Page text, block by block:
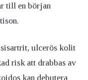
till en början
ulcerös kolit
risk att drabbas av
kan debutera